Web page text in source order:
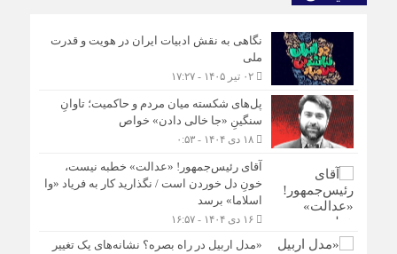
نگاهی به نقش ادبیات ایران در هویت و قدرت
ملی
۰۲ تیر ۱۴۰۵ - ۱۷:۲۷
پل‌های شکسته میان مردم و حاکمیت؛ تاوانِ
سنگینِ «جا خالی دادن» خواص
۱۸ دی ۱۴۰۴ - ۰:۵۳
آقای رئیس‌جمهور! «عدالت» خطبه نیست،
خونِ دل خوردن است / نگذارید کار به فریاد «وا
اسلاما» برسد
۱۶ دی ۱۴۰۴ - ۱۶:۵۷
«مدل اربیل در راه بصره؟ نشانه‌های یک تغییر